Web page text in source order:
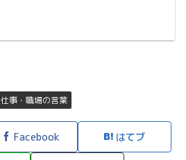
仕事・職場の言葉
Facebook はてブ